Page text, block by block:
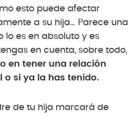
esto puede afectar
a su hija… Parece una
lo es en absoluto y es
en cuenta, sobre todo,
en tener una relación
si ya la has tenido.
de tu hija marcará de